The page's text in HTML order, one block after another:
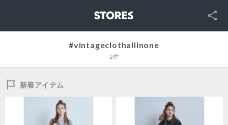
SNS
#vintageclothallinone
2件
新着アイテム